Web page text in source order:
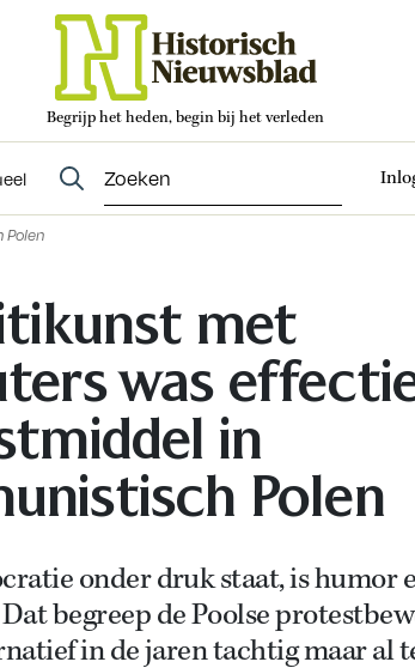
Begrijp het heden, begin bij het verleden
met
was
in
Polen
onder druk staat, is humor
begreep de Poolse
in de jaren tachtig maar al